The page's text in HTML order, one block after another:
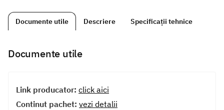
Documente utile Descriere Specificații tehnice
Documente utile
Link producator: click aici
Continut pachet: vezi detalii